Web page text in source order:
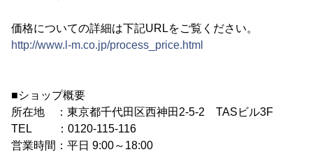
価格についての詳細は下記URLをご覧ください。
http://www.l-m.co.jp/process_price.html
■ショップ概要
所在地 ：東京都千代田区西神田2-5-2 TASビル3F
TEL ：0120-115-116
営業時間：平日 9:00～18:00